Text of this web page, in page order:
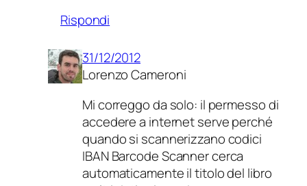
Rispondi
31/12/2012
Lorenzo Cameroni
Mi correggo da solo: il permesso di
accedere a internet serve perché
quando si scannerizzano codici
IBAN Barcode Scanner cerca
automaticamente il titolo del libro